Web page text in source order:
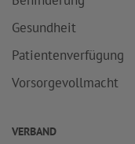
Gesundheit
Patientenverfügung
Vorsorgevollmacht
VERBAND